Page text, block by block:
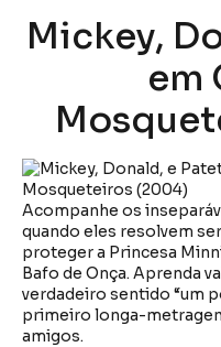
Mickey,
em
Acompanhe os
quando eles resolvem
proteger a Princesa
Bafo de Onça. Aprenda
verdadeiro sentido “um
primeiro longa-
amigos.